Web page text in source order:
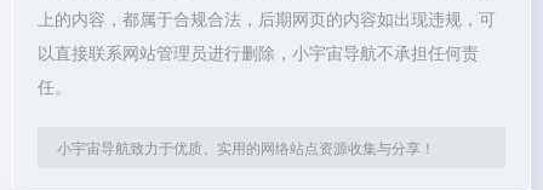
上的内容，都属于合规合法，后期网页的内容如出现违规，可
以直接联系网站管理员进行删除，小宇宙导航不承担任何责
任。
小宇宙导航致力于优质、实用的网络站点资源收集与分享！